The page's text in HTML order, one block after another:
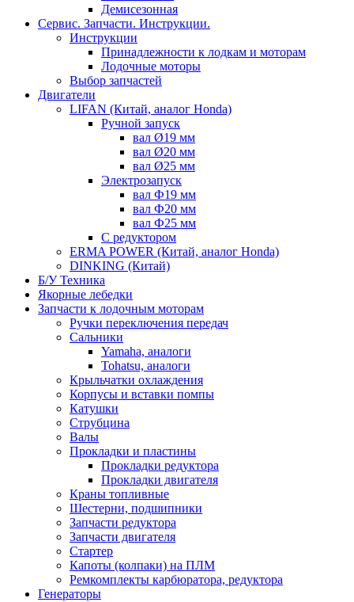
Демисезонная
Сервис. Запчасти. Инструкции.
Инструкции
Принадлежности к лодкам и моторам
Лодочные моторы
Выбор запчастей
Двигатели
LIFAN (Китай, аналог Honda)
Ручной запуск
вал Ø19 мм
вал Ø20 мм
вал Ø25 мм
Электрозапуск
вал Ф19 мм
вал Ф20 мм
вал Ф25 мм
С редуктором
ERMA POWER (Китай, аналог Honda)
DINKING (Китай)
Б/У Техника
Якорные лебедки
Запчасти к лодочным моторам
Ручки переключения передач
Сальники
Yamaha, аналоги
Tohatsu, аналоги
Крыльчатки охлаждения
Корпусы и вставки помпы
Катушки
Струбцина
Валы
Прокладки и пластины
Прокладки редуктора
Прокладки двигателя
Краны топливные
Шестерни, подшипники
Запчасти редуктора
Запчасти двигателя
Стартер
Капоты (колпаки) на ПЛМ
Ремкомплекты карбюратора, редуктора
Генераторы